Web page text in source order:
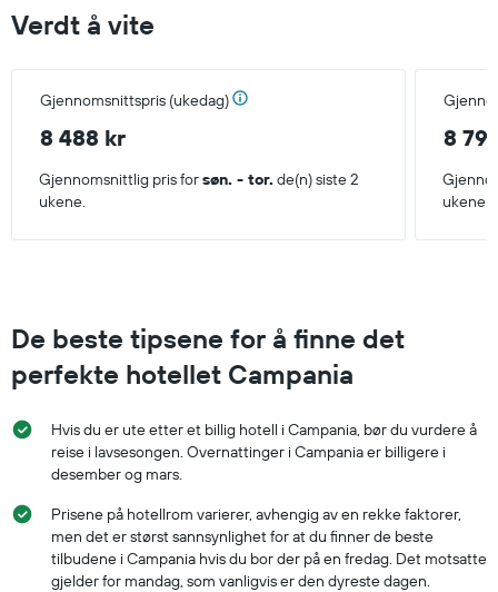
Verdt å vite
Gjennomsnittspris (ukedag)
8 488 kr 8
Gjennomsnittlig pris forsøn. - tor.de(n) siste 2
ukene.
ukene.
De beste tipsene for å finne det
perfekte hotellet Campania
Hvis du er ute etter et billig hotell i Campania, bør du vurdere å
reise i lavsesongen. Overnattinger i Campania er billigere i
desember og mars.
Prisene på hotellrom varierer, avhengig av en rekke faktorer,
men det er størst sannsynlighet for at du finner de beste
tilbudene i Campania hvis du bor der på en fredag. Det motsatte
gjelder for mandag, som vanligvis er den dyreste dagen.